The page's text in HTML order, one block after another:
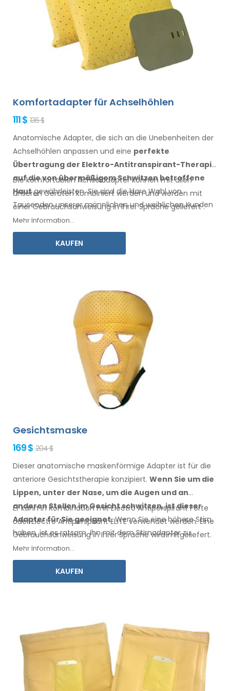
Komfortadapter für Achselhöhlen
111 $ 136 $
Anatomische Adapter, die sich an die Unebenheiten der
Achselhöhlen anpassen und eine perfekte
Übertragung der Elektro-Antitranspirant-Therapie
auf dievon übermäßigem Schwitzen betroffene
Haut gewährleisten. Sie sind die klare Wahl von
Tausenden unserer männlichenund weiblichenKunden
jedes Jahr.
Die komfortablenAchseladapterkönnen mitallen
unseren Geräten kombiniert werden und werden mit
einerGebrauchsanweisung in Ihrer Sprachegeliefert.
Mehr Information...
KAUFEN
Gesichtsmaske
169 $ 204 $
Dieser anatomische maskenförmige Adapter ist für die
anteriore Gesichtstherapie konzipiert. Wenn Sie um die
Lippen, unter der Nase, um die Augen und an
anderen Stellenim Gesichtschwitzen,istdieser
Adapter für Sie geeignet. WennSieeinehöhere Stirn
haben, ist es ratsam, ihnmit dem Stirnadapterzu
kombinieren.
Er kann in Kombination mit Electro Antiperspirant Forte
oder Electro Antiperspirant ELITE verwendet werden. Eine
Gebrauchsanweisung in IhrerSprache wird mitgeliefert.
Mehr Information...
KAUFEN